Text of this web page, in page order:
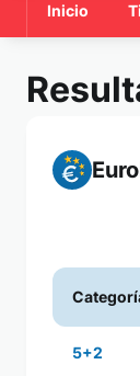
Inicio
5+2